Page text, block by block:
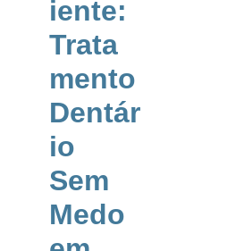
iente:
Trata
mento
Dentár
io
Sem
Medo